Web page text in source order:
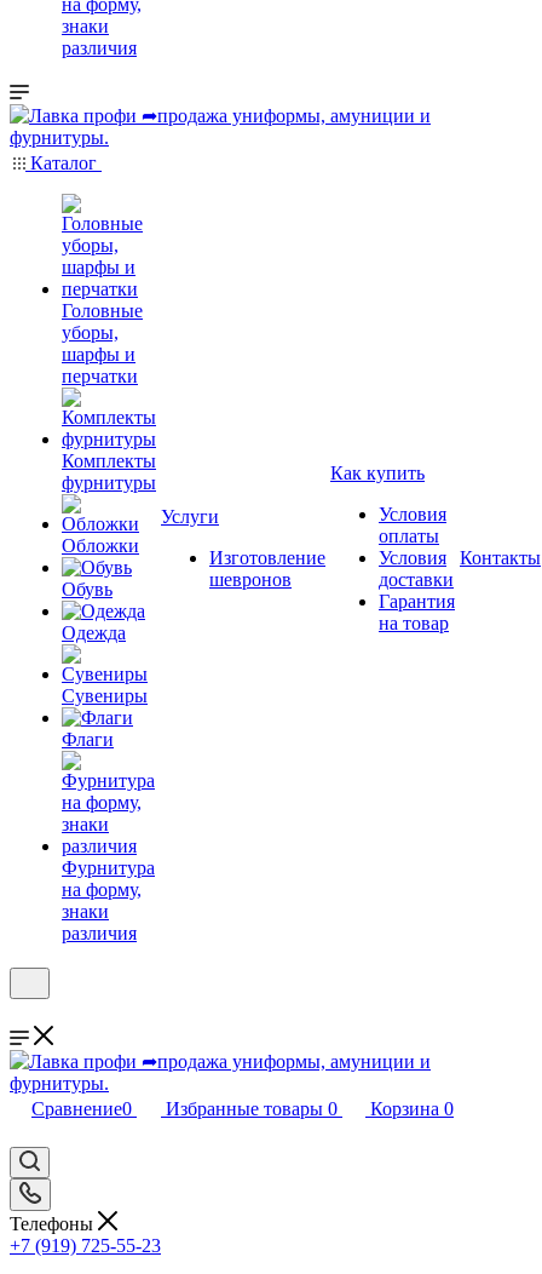
на форму,
знаки
различия
Каталог
Головные
уборы,
шарфы и
перчатки
Комплекты
фурнитуры
Обложки
Обувь
Одежда
Сувениры
Флаги
Фурнитура
на форму,
знаки
различия
Услуги
Изготовление
шевронов
Как купить
Условия
оплаты
Условия
доставки
Гарантия
на товар
Контакты
Сравнение0 Избранные товары 0 Корзина 0
Телефоны
+7 (919) 725-55-23